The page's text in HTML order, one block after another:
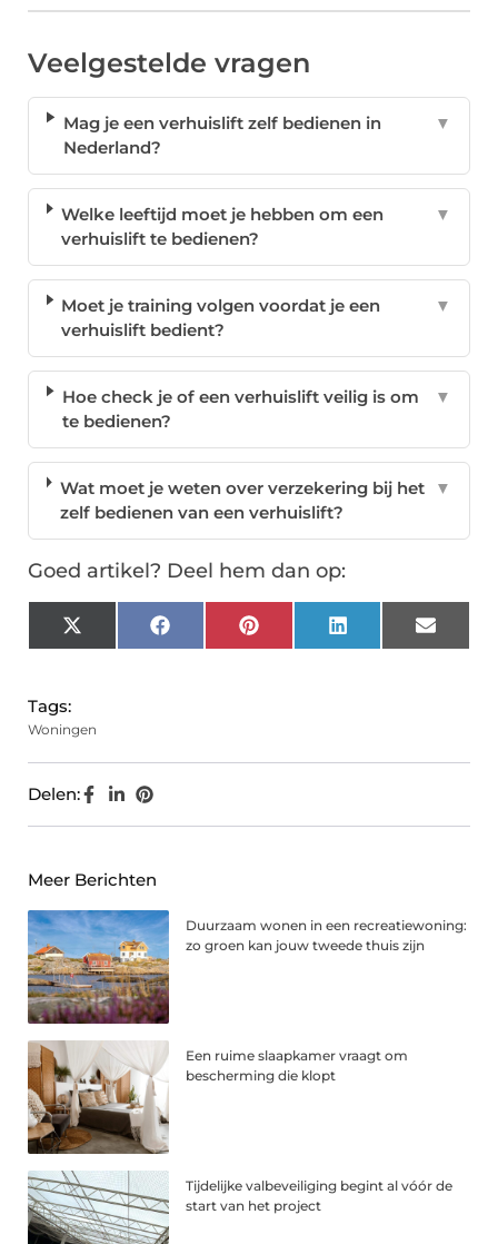
Veelgestelde vragen
Mag je een verhuislift zelf bedienen in
Nederland?
▼
Welke leeftijd moet je hebben om een
verhuislift te bedienen?
▼
Moet je training volgen voordat je een
verhuislift bedient?
▼
Hoe check je of een verhuislift veilig is om
te bedienen?
▼
Wat moet je weten over verzekering bij het
zelf bedienen van een verhuislift?
▼
Goed artikel? Deel hem dan op:
X
(Twitter)
FacebookPinterest LinkedIn Email
Tags:
Woningen
Delen:
Meer Berichten
Duurzaam wonen in een recreatiewoning:
zo groen kan jouw tweede thuis zijn
Een ruime slaapkamer vraagt om
bescherming die klopt
Tijdelijke valbeveiliging begint al vóór de
start van het project